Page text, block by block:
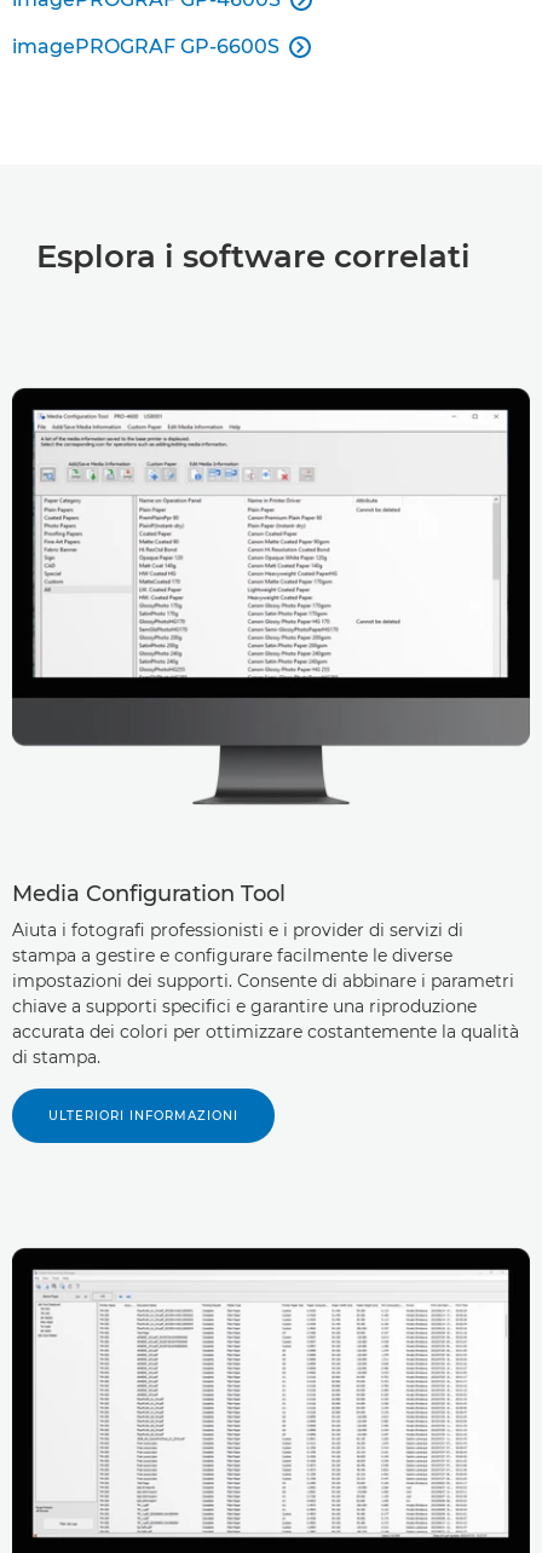
imagePROGRAF GP-6600S 
Esplora i software correlati
Media Configuration Tool
Aiuta i fotografi professionisti e i provider di servizi di
stampa a gestire e configurare facilmente le diverse
impostazioni dei supporti. Consente di abbinare i parametri
chiave a supporti specifici e garantire una riproduzione
accurata dei colori per ottimizzare costantemente la qualità
di stampa.
ULTERIORI INFORMAZIONI